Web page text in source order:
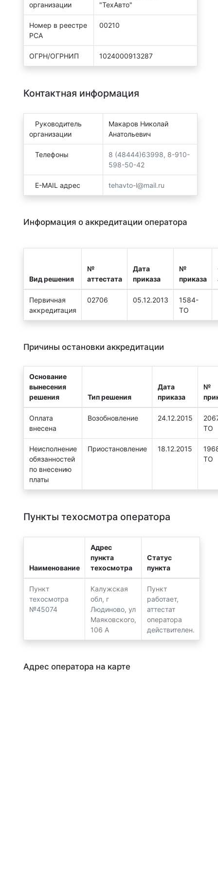
организации
"ТехАвто"
Номер в реестре
РСА
00210
ОГРН/ОГРНИП 1024000913287
Контактная информация
Руководитель
организации
Макаров Николай
Анатольевич
Телефоны
8 (48444)63998, 8-910-
598-50-42
E-MAIL адрес tehavto-l@mail.ru
Информация о аккредитации оператора
Вид решения
№
аттестата
Дата
приказа
№
приказа
Первичная
аккредитация
02706 05.12.2013
1584-
ТО
Причины остановки аккредитации
Основание
вынесения
решения
Тип решения
Дата
приказа
№
Оплата
внесена
Возобновление 24.12.2015
ТО
Неисполнение
обязанностей
по внесению
платы
Приостановление 18.12.2015
ТО
Пункты техосмотра оператора
Наименование
Адрес
пункта
техосмотра
Статус
пункта
Пункт
техосмотра
№45074
Калужская
обл, г
Людиново, ул
Маяковского,
106 А
Пункт
работает,
аттестат
оператора
действителен.
Адрес оператора на карте